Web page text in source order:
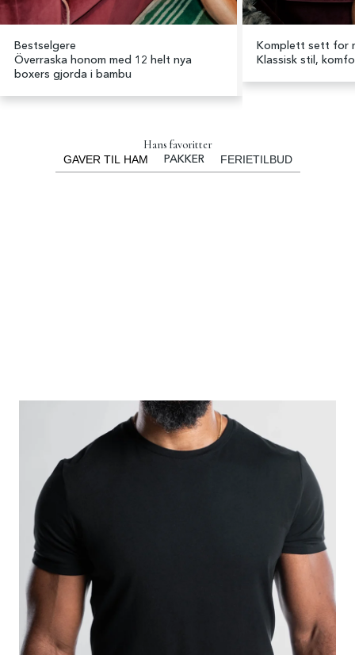
Bestselgere
Överraska honom med 12 helt nya
boxers gjorda i bambu
Komplett sett for
Klassisk stil,
Hans favoritter
GAVER TIL HAM PAKKER FERIETILBUD